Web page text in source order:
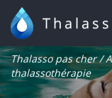
Thalasso pas cher/
thalassothérapie